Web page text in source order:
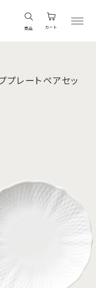
商品 カート
プレートペアセッ